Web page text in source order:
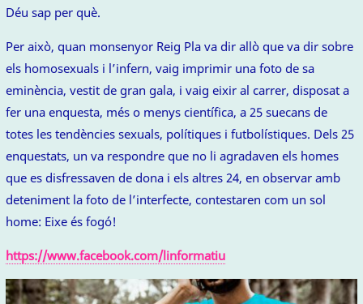
Déu sap per què.
Per això, quan monsenyor Reig Pla va dir allò que va dir sobre
els homosexuals i l’infern, vaig imprimir una foto de sa
eminència, vestit de gran gala, i vaig eixir al carrer, disposat a
fer una enquesta, més o menys científica, a 25 suecans de
totes les tendències sexuals, polítiques i futbolístiques. Dels 25
enquestats, un va respondre que no li agradaven els homes
que es disfressaven de dona i els altres 24, en observar amb
deteniment la foto de l’interfecte, contestaren com un sol
home: Eixe és fogó!
https://www.facebook.com/linformatiu